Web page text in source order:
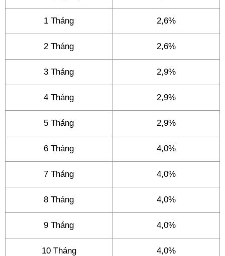
1 Tháng 2,6%
2 Tháng 2,6%
3 Tháng 2,9%
4 Tháng 2,9%
5 Tháng 2,9%
6 Tháng 4,0%
7 Tháng 4,0%
8 Tháng 4,0%
9 Tháng 4,0%
10 Tháng 4,0%